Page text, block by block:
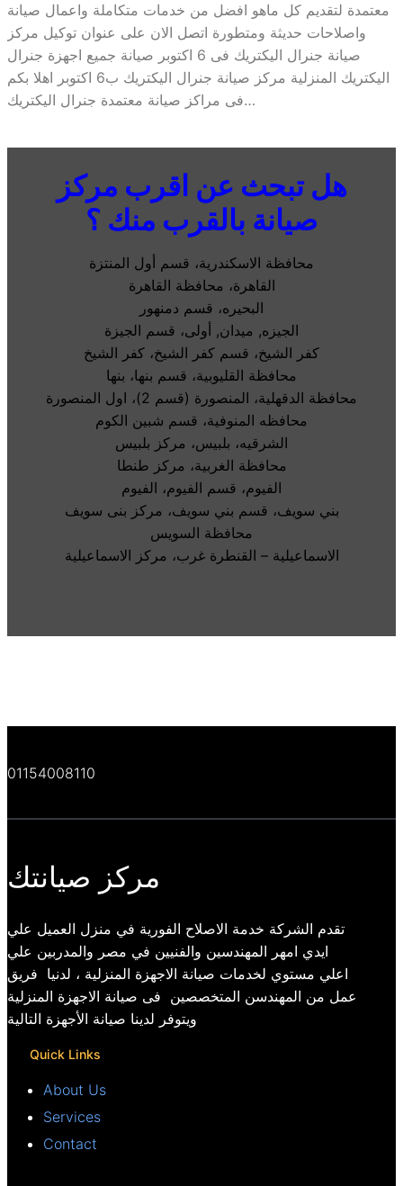
معتمدة لتقديم كل ماهو افضل من خدمات متكاملة واعمال صيانة
واصلاحات حديثة ومتطورة اتصل الان على عنوان توكيل مركز
صيانة جنرال اليكتريك فى 6 اكتوبر صيانة جميع اجهزة جنرال
اليكتريك المنزلية مركز صيانة جنرال اليكتريك ب6 اكتوبر اهلا بكم
فى مراكز صيانة معتمدة جنرال اليكتريك…
هل تبحث عن اقرب مركز
صيانة بالقرب منك ؟
محافظة الاسكندرية، قسم أول المنتزة
القاهرة، محافظة القاهرة
البحيره، قسم دمنهور
الجيزه, ميدان, أولى، قسم الجيزة
كفر الشيخ، قسم كفر الشيخ، كفر الشيخ
محافظة القليوبية، قسم بنها، بنها
محافظة الدقهلية، المنصورة (قسم 2)، اول المنصورة
محافظه المنوفية، قسم شبين الكوم
الشرقيه، بلبيس، مركز بلبيس
محافظة الغربية، مركز طنطا
الفيوم، قسم الفيوم، الفيوم
بني سويف، قسم بني سويف، مركز بنى سويف
محافظة السويس
الاسماعيلية – القنطرة غرب، مركز الاسماعيلية
01154008110
مركز صيانتك
تقدم الشركة خدمة الاصلاح الفورية في منزل العميل علي
ايدي امهر المهندسين والفنيين في مصر والمدربين علي
اعلي مستوي لخدمات صيانة الاجهزة المنزلية ، لدنيا فريق
عمل من المهندسن المتخصصين فى صيانة الاجهزة المنزلية
ويتوفر لدينا صيانة الأجهزة التالية
Quick Links
About Us
Services
Contact